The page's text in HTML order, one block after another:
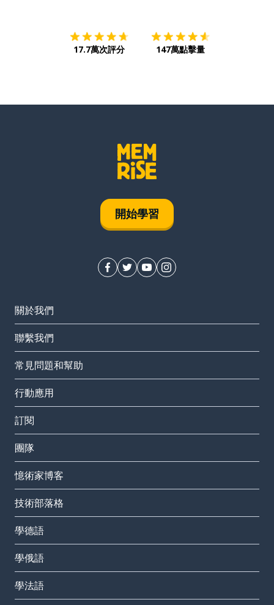
17.7萬次評分 147萬點擊量
開始學習
關於我們
聯繫我們
常見問題和幫助
行動應用
訂閱
團隊
憶術家博客
技術部落格
學德語
學俄語
學法語